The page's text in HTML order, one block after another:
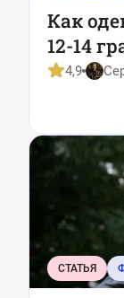
Как
12-14
4,9
СТАТЬЯ